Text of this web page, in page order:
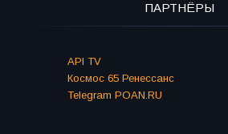
ПАРТНЁРЫ
API TV
Космос 65 Ренессанс
Telegram POAN.RU